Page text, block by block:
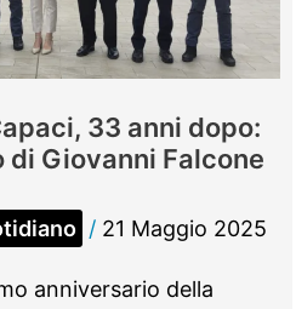
33 anni dopo:
Giovanni Falcone
/ 21 Maggio 2025
anniversario della